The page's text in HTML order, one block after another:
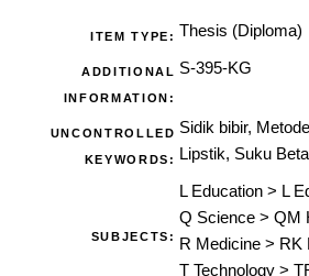
ITEM TYPE: Thesis (Diploma)
ADDITIONAL
INFORMATION:
S-395-KG
UNCONTROLLED
KEYWORDS:
Sidik bibir,
Lipstik, Suku
SUBJECTS:
L Education> L
Q Science> QM
R Medicine> RK
T Technology>